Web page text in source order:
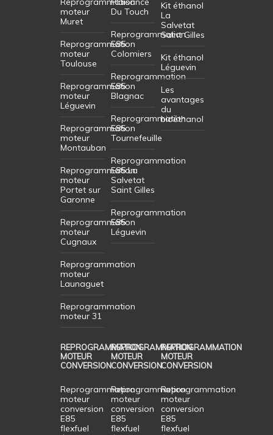
moteur
Muret
Reprogrammation
moteur
Toulouse
Reprogrammation
moteur
Léguevin
Reprogrammation
moteur
Montauban
Reprogrammation
moteur
Portet sur
Garonne
Reprogrammation
moteur
Cugnaux
Reprogrammation
moteur
Launaguet
Reprogrammation
moteur 31
Du Touch
Reprogrammation
E85
Colomiers
Reprogrammation
E85
Blagnac
Reprogrammation
E85
Tournefeuille
Reprogrammation
E85 La
Salvetat
Saint Gilles
Reprogrammation
E85
Léguevin
Kit éthanol
La
Salvetat
Saint Gilles
Kit éthanol
Léguevin
Les
avantages
du
bioéthanol
REPROGRAMMATION
MOTEUR
CONVERSION
Reprogrammation
moteur
conversion
E85
flexfuel
REPROGRAMMATION
MOTEUR
CONVERSION
Reprogrammation
moteur
conversion
E85
flexfuel
REPROGRAMMATION
MOTEUR
CONVERSION
Reprogrammation
moteur
conversion
E85
flexfuel